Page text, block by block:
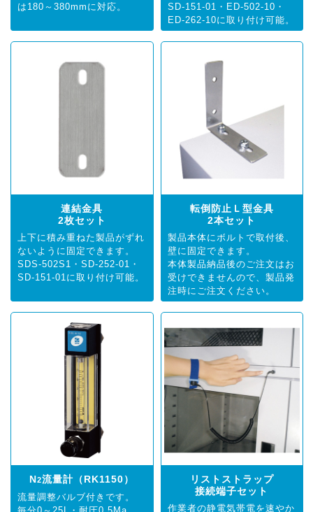
は180～380mmに対応。
SD-151-01 ・ ED-502-10 ・
ED-262-10に取り付け可能。
連結金具
2枚セット
上下に積み重ねた製品がずれ
ないように固定できます。
SDS-502S1・SD-252-01・
SD-151-01 に取り付け可能。
転倒防止Ｌ型金具
2本セット
製品本体にボルトで取付後、
壁に固定できます。
本体製品納品後のご注文はお
受けできませんので、製品発
注時にご注文ください。
N2流量計（RK1150）
流量調整バルブ付きです。
リストストラップ
接続端子セット
作業者の静電気帯電を速やか